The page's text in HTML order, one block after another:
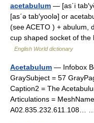
acetabulum — [as΄i
[as΄ə tab′yoolə] or
(see ACETO ) + abulum,
cup shaped socket of
English World dictionary
Acetabulum — Infobox
GraySubject = 57
Caption2 = The
Articulations =
A02.835.232.611.108…